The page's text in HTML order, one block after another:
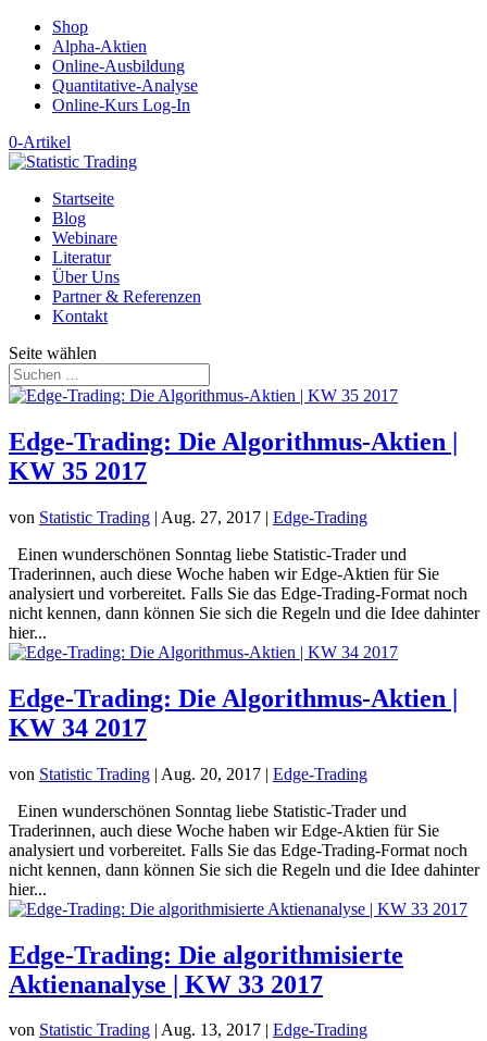
Shop
Alpha-Aktien
Online-Ausbildung
Quantitative-Analyse
Online-Kurs Log-In
0-Artikel
Startseite
Blog
Webinare
Literatur
Über Uns
Partner & Referenzen
Kontakt
Seite wählen
Edge-Trading: Die Algorithmus-Aktien |
KW 35 2017
von Statistic Trading | Aug. 27, 2017 | Edge-Trading
Einen wunderschönen Sonntag liebe Statistic-Trader und
Traderinnen, auch diese Woche haben wir Edge-Aktien für Sie
analysiert und vorbereitet. Falls Sie das Edge-Trading-Format noch
nicht kennen, dann können Sie sich die Regeln und die Idee dahinter
hier...
Edge-Trading: Die Algorithmus-Aktien |
KW 34 2017
von Statistic Trading | Aug. 20, 2017 | Edge-Trading
Einen wunderschönen Sonntag liebe Statistic-Trader und
Traderinnen, auch diese Woche haben wir Edge-Aktien für Sie
analysiert und vorbereitet. Falls Sie das Edge-Trading-Format noch
nicht kennen, dann können Sie sich die Regeln und die Idee dahinter
hier...
Edge-Trading: Die algorithmisierte
Aktienanalyse | KW 33 2017
von Statistic Trading | Aug. 13, 2017 | Edge-Trading